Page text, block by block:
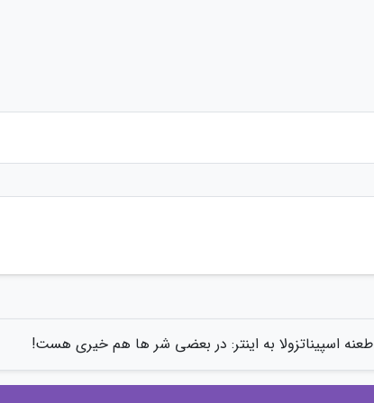
طعنه اسپیناتزولا به اینتر: در بعضی شر ها هم خیری هست!